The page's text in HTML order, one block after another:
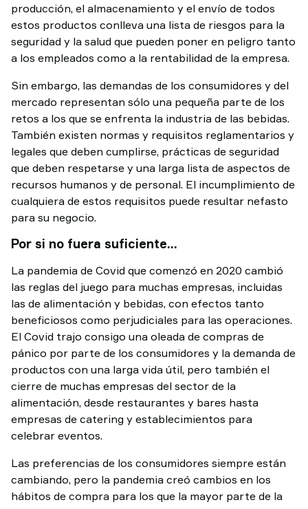
producción, el almacenamiento y el envío de todos
estos productos conlleva una lista de riesgos para la
seguridad y la salud que pueden poner en peligro tanto
a los empleados como a la rentabilidad de la empresa.
Sin embargo, las demandas de los consumidores y del
mercado representan sólo una pequeña parte de los
retos a los que se enfrenta la industria de las bebidas.
También existen normas y requisitos reglamentarios y
legales que deben cumplirse, prácticas de seguridad
que deben respetarse y una larga lista de aspectos de
recursos humanos y de personal. El incumplimiento de
cualquiera de estos requisitos puede resultar nefasto
para su negocio.
Por si no fuera suficiente…
La pandemia de Covid que comenzó en 2020 cambió
las reglas del juego para muchas empresas, incluidas
las de alimentación y bebidas, con efectos tanto
beneficiosos como perjudiciales para las operaciones.
El Covid trajo consigo una oleada de compras de
pánico por parte de los consumidores y la demanda de
productos con una larga vida útil, pero también el
cierre de muchas empresas del sector de la
alimentación, desde restaurantes y bares hasta
empresas de catering y establecimientos para
celebrar eventos.
Las preferencias de los consumidores siempre están
cambiando, pero la pandemia creó cambios en los
hábitos de compra para los que la mayor parte de la